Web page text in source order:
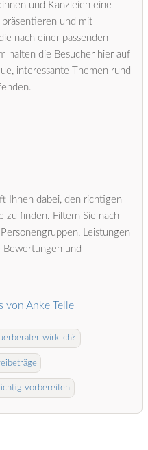
und Kanzleien eine
und mit
nach einer passenden
halten die Besucher hier auf
interessante Themen rund
Ihnen dabei, den richtigen
zu finden. Filtern Sie nach
Leistungen
Bewertungen und
von Anke Telle
wirklich?
vorbereiten